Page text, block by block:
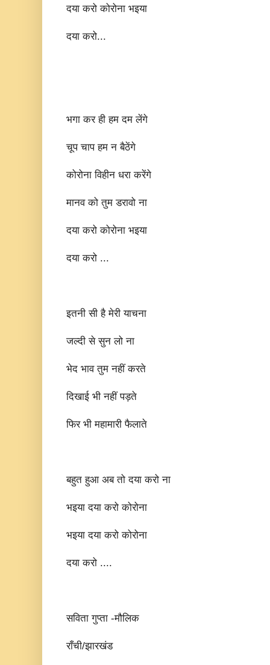
दया करो कोरोना भइया
दया करो...
भगा कर ही हम दम लेंगे
चूप चाप हम न बैठेंगे
कोरोना विहीन धरा करेंगे
मानव को तुम डरावो ना
दया करो कोरोना भइया
दया करो ...
इतनी सी है मेरी याचना
जल्दी से सुन लो ना
भेद भाव तुम नहीं करते
दिखाई भी नहीं पड़ते
फिर भी महामारी फैलाते
बहुत हुआ अब तो दया करो ना
भइया दया करो कोरोना
भइया दया करो कोरोना
दया करो ....
सविता गुप्ता -मौलिक
राँची/झारखंड